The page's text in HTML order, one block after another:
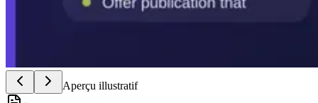
Aperçu illustratif